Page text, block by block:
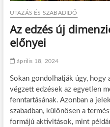
UTAZÁS ÉS SZABADIDŐ
Az edzés új
előnyei
április 18, 2024
Sokan gondolhatják úgy,
végzett edzések az egyetlen
fenntartásának. Azonban a
szabadban, különösen a
formájú aktivitások, mint